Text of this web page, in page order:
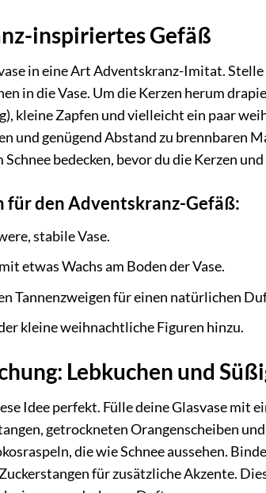
inspiriertes Gefäß
in eine Art Adventskranz-Imitat.
in die Vase. Um die Kerzen herum
kleine Zapfen und vielleicht ein paar
und genügend Abstand zu brennbaren
bedecken, bevor du die Kerzen
für den Adventskranz-Gefäß:
stabile Vase.
etwas Wachs am Boden der Vase.
Tannenzweigen für einen natürlichen
kleine weihnachtliche Figuren hinzu.
Lebkuchen und
Idee perfekt. Fülle deine Glasvase mit
getrockneten Orangenscheiben
die wie Schnee aussehen.
für zusätzliche Akzente.